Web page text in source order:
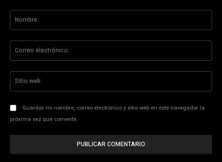
Guardar mi nombre, correo electrónico y sitio web en este navegador la
próxima vez que comente.